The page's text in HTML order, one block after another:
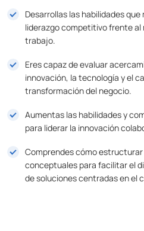
Desarrollas las habilidades
liderazgo competitivo frente al
trabajo.
Eres capaz de evaluar
innovación, la tecnología y el
transformación del negocio.
Aumentas las habilidades y
para liderar la innovación
Comprendes cómo
conceptuales para facilitar el
de soluciones centradas en el